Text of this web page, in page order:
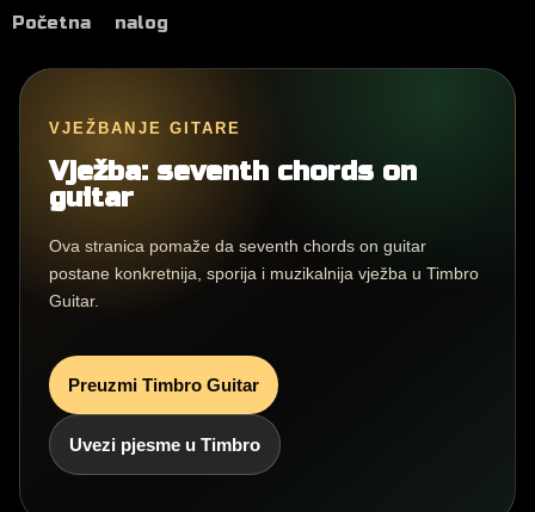
Početna nalog
VJEŽBANJE GITARE
Vježba: seventh chords on
guitar
Ova stranica pomaže da seventh chords on guitar
postane konkretnija, sporija i muzikalnija vježba u Timbro
Guitar.
Preuzmi Timbro Guitar
Uvezi pjesme u Timbro